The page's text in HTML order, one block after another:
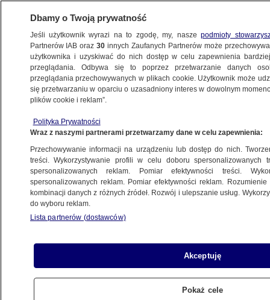
METEO
PROGNOZA
ostrzegać IMGW
Oprac.Krzysztof Posytek
8.07.2026, 21:38
Posłuchaj artykułu
Czyta lektor AI
Dbamy o Twoją prywatność
Jeśli użytkownik wyrazi na to zgodę, my, naszepodmioty
Partnerów IAB oraz30 innych Zaufanych Partnerów może
użytkownika i uzyskiwać do nich dostęp w celu zapewnienia
przeglądania. Odbywa się to poprzez przetwarzanie danych
przeglądania przechowywanych w plikach cookie. Użytkownik może
się przetwarzaniu w oparciu o uzasadniony interes w dowolnym
plików cookie i reklam”.
Polityka Prywatności
Wraz z naszymi partnerami przetwarzamy dane w celu zapewnienia:
Przechowywanie informacji na urządzeniu lub dostęp do nich.
treści. Wykorzystywanie profili w celu doboru spersonalizowanych
spersonalizowanych reklam. Pomiar efektywności treści.
spersonalizowanych reklam. Pomiar efektywności reklam.
kombinacji danych z różnych źródeł. Rozwój i ulepszanie usług.
do wyboru reklam.
Lista partnerów (dostawców)
Akceptuję
Pokaż cele